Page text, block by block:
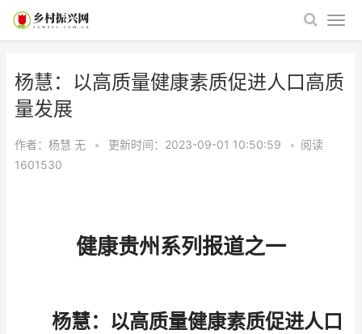
杨慧：以高质量健康素质促进人口高质
量发展
作者：杨慧 无 • 更新时间：2023-09-01 10:50:59 • 阅读
1601530
健康贵州系列报道之一
杨慧：以高质量健康素质促进人口